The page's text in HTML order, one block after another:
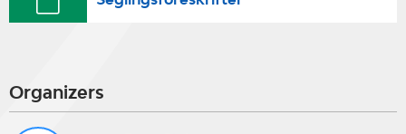
Organizers